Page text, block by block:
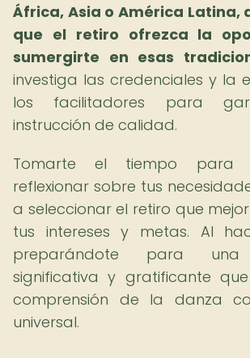
África, Asia o América Latina,
que el retiro ofrezca la
sumergirte en esas
investiga las credenciales y la
los facilitadores para
instrucción de calidad.
Tomarte el tiempo para
reflexionar sobre tus
a seleccionar el retiro que
tus intereses y metas. Al
preparándote para una
significativa y gratificante
comprensión de la danza
universal.